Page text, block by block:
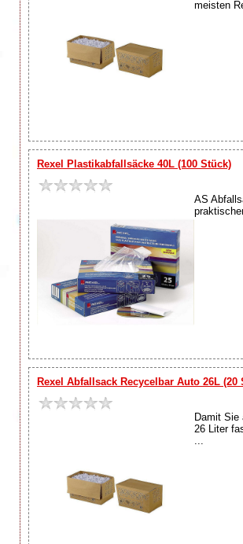
meisten
Rexel Plastikabfallsäcke 40L (100 Stück)
AS
Rexel Abfallsack Recycelbar Auto 26L (20
Damit Sie
26 Liter